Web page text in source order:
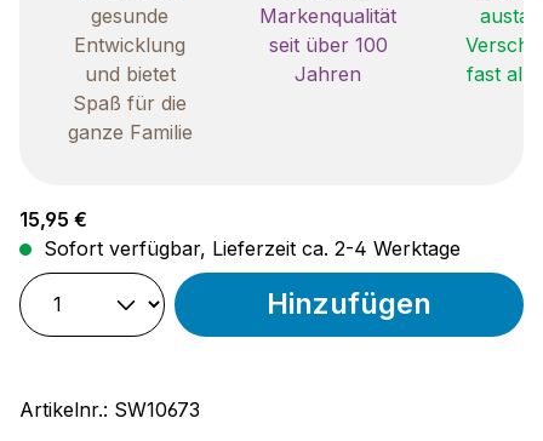
gesunde
Entwicklung
und bietet
Spaß für die
ganze Familie
Markenqualität
seit über 100
Jahren
fast
Regulärer Preis:
15,95 €
Sofort verfügbar, Lieferzeit ca. 2-4 Werktage
Hinzufügen
Artikelnr.: SW10673